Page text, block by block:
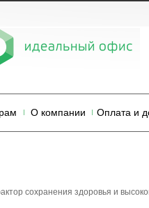
О компании Оплата и
сохранения здоровья и